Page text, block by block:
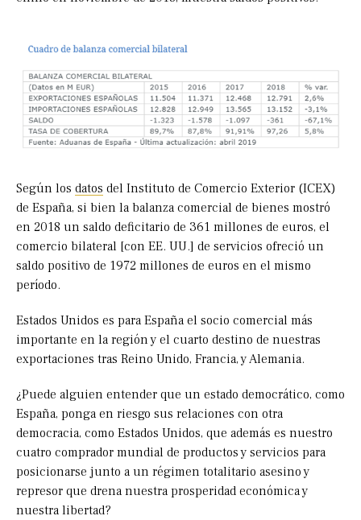
Según los datos del Instituto de Comercio Exterior (ICEX)
de España, si bien la balanza comercial de bienes mostró
en 2018 un saldo deficitario de 361 millones de euros, el
comercio bilateral [con EE. UU.] de servicios ofreció un
saldo positivo de 1972 millones de euros en el mismo
período.
Estados Unidos es para España el socio comercial más
importante en la región y el cuarto destino de nuestras
exportaciones tras Reino Unido, Francia, y Alemania.
¿Puede alguien entender que un estado democrático, como
España, ponga en riesgo sus relaciones con otra
democracia, como Estados Unidos, que además es nuestro
cuatro comprador mundial de productos y servicios para
posicionarse junto a un régimen totalitario asesino y
represor que drena nuestra prosperidad económica y
nuestra libertad?